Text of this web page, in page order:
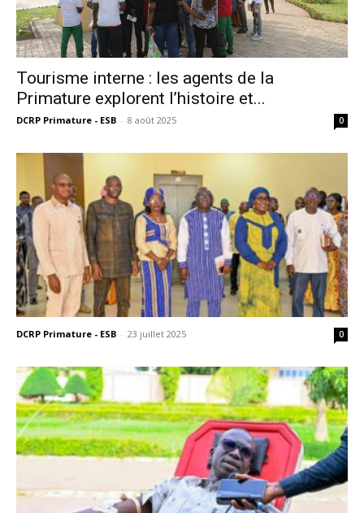
Tourisme interne : les agents de la
Primature explorent l’histoire et...
DCRP Primature - ESB - 8 août 2025 0
DCRP Primature - ESB - 23 juillet 2025 0